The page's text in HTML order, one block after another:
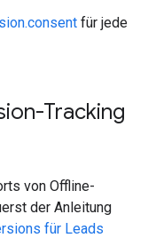
für jede
Tracking
von Offline-
der Anleitung
für Leads